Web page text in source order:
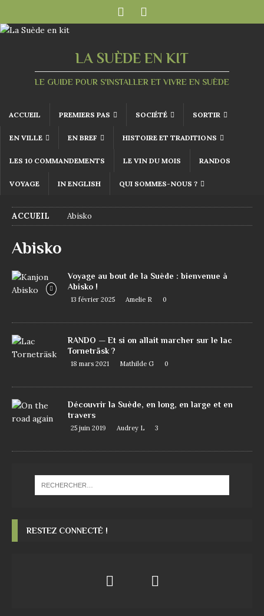
LA SUÈDE EN KIT
LE GUIDE POUR S'INSTALLER ET VIVRE EN SUÈDE
ACCUEIL PREMIERS PAS SOCIÉTÉ SORTIR
EN VILLE EN BREF HISTOIRE ET TRADITIONS
LES 10 COMMANDEMENTS LE VIN DU MOIS RANDOS
VOYAGE IN ENGLISH QUI SOMMES-NOUS ?
ACCUEIL Abisko
Abisko
Voyage au bout de la Suède : bienvenue à
Abisko !
13 février 2025 Amelie R 0
RANDO — Et si on allait marcher sur le lac
Torneträsk ?
18 mars 2021 Mathilde G 0
Découvrir la Suède, en long, en large et en
travers
25 juin 2019 Audrey L 3
RESTEZ CONNECTÉ !